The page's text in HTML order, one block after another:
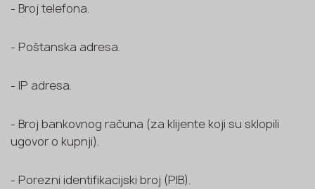
- Broj telefona.
- Poštanska adresa.
- IP adresa.
- Broj bankovnog računa (za klijente koji su sklopili
ugovor o kupnji).
- Porezni identifikacijski broj (PIB).